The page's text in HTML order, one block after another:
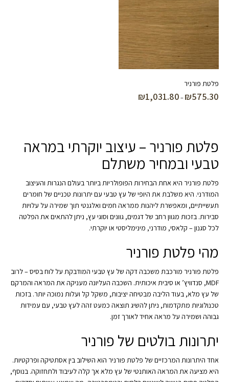
פלטת פורניר
₪575.30
–
₪1,031.80
פלטת פורניר – עיצוב יוקרתי במראה
טבעי ובמחיר משתלם
פלטת פורניר היא אחת הבחירות הפופולריות ביותר בעולם הנגרות והעיצוב
המודרני. היא משלבת את היופי של עץ טבעי עם יתרונות טכניים של חומרים
תעשייתיים, ומאפשרת ליהנות ממראה חמים ואלגנטי תוך שמירה על עלויות
סבירות. בזכות מגוון רחב של דגמים, גוונים וסוגי עץ, ניתן להתאים את הפלטה
לכל סגנון – קלאסי, מודרני, מינימליסטי או יוקרתי.
מהי פלטת פורניר
פלטת פורניר מורכבת משכבה דקה של עץ טבעי המודבקת על לוח בסיס – לרוב
MDF, סנדוויץ’ או סיבית איכותית. השכבה העליונה מעניקה את המראה והמרקם
של עץ מלא, בעוד הליבה מבטיחה יציבות, משקל קל ועלות נמוכה יותר. בזכות
טכנולוגיות מתקדמות, ניתן להשיג תוצאה כמעט זהה לעץ טבעי, עם עמידות
גבוהה ושמירה על מראה אחיד לאורך זמן.
יתרונות בולטים של פורניר
אחד היתרונות המרכזיים של פלטת פורניר הוא השילוב בין אסתטיקה ופרקטיות.
היא מציעה את המראה האותנטי של עץ מלא אך קלה לעיבוד ולתחזוקה. בנוסף,